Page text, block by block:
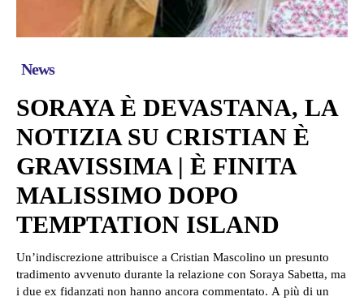
News
SORAYA È DEVASTANA, LA
NOTIZIA SU CRISTIAN È
GRAVISSIMA | È FINITA
MALISSIMO DOPO
TEMPTATION ISLAND
Un’indiscrezione attribuisce a Cristian Mascolino un presunto
tradimento avvenuto durante la relazione con Soraya Sabetta, ma
i due ex fidanzati non hanno ancora commentato. A più di un